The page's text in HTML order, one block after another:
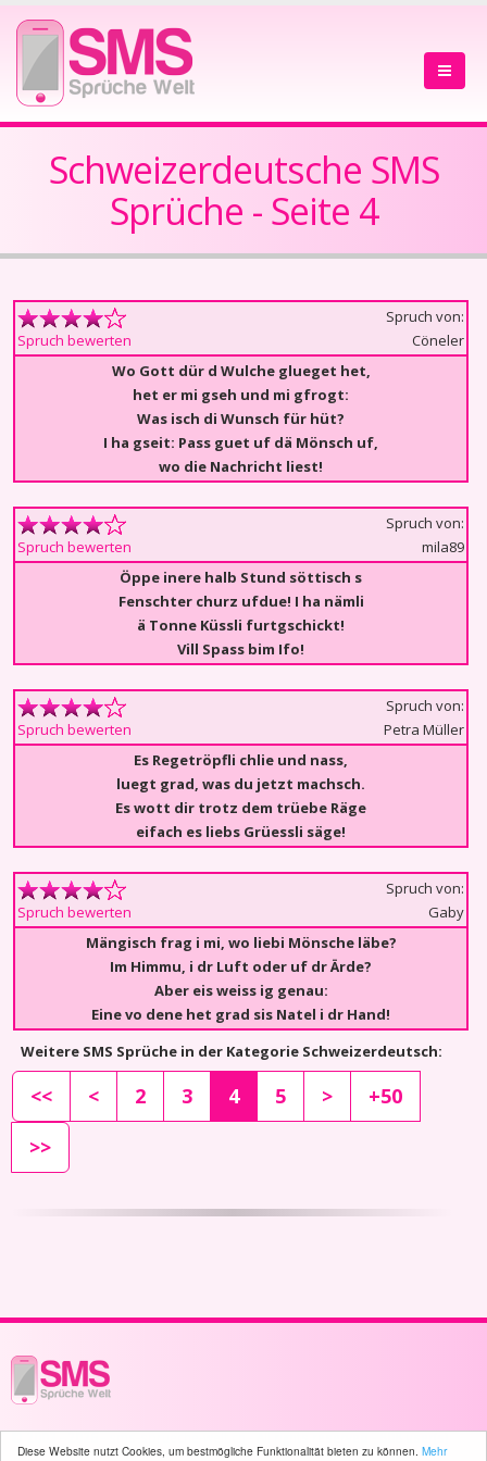
Diese Website nutzt Cookies, um bestmögliche Funktionalität bieten zu können. Mehr
Schweizerdeutsche SMS
Sprüche - Seite 4
Spruch bewerten
Spruch von:
Cöneler
Wo Gott dür d Wulche glueget het,
het er mi gseh und mi gfrogt:
Was isch di Wunsch für hüt?
I ha gseit: Pass guet uf dä Mönsch uf,
wo die Nachricht liest!
Spruch bewerten
Spruch von:
mila89
Öppe inere halb Stund söttisch s
Fenschter churz ufdue! I ha nämli
ä Tonne Küssli furtgschickt!
Vill Spass bim Ifo!
Spruch bewerten
Spruch von:
Petra Müller
Es Regetröpfli chlie und nass,
luegt grad, was du jetzt machsch.
Es wott dir trotz dem trüebe Räge
eifach es liebs Grüessli säge!
Spruch bewerten
Spruch von:
Gaby
Mängisch frag i mi, wo liebi Mönsche läbe?
Im Himmu, i dr Luft oder uf dr Ärde?
Aber eis weiss ig genau:
Eine vo dene het grad sis Natel i dr Hand!
Weitere SMS Sprüche in der Kategorie Schweizerdeutsch:
<< < 2 3 4 5 >
+50
>>
© 2003 - 2026 -sms-sprueche-welt.ch- All rights reserved -808 user(s)